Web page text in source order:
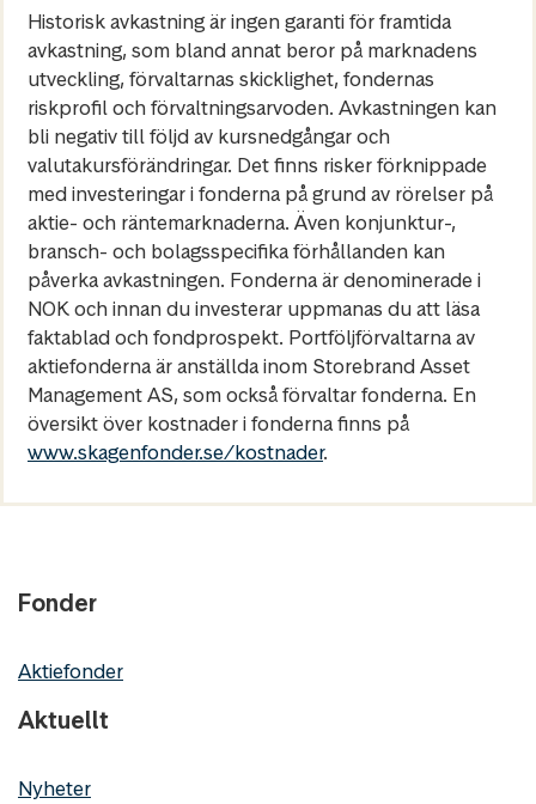
Historisk avkastning är ingen garanti för framtida
avkastning, som bland annat beror på marknadens
utveckling, förvaltarnas skicklighet, fondernas
riskprofil och förvaltningsarvoden. Avkastningen kan
bli negativ till följd av kursnedgångar och
valutakursförändringar. Det finns risker förknippade
med investeringar i fonderna på grund av rörelser på
aktie- och räntemarknaderna. Även konjunktur-,
bransch- och bolagsspecifika förhållanden kan
påverka avkastningen. Fonderna är denominerade i
NOK och innan du investerar uppmanas du att läsa
faktablad och fondprospekt. Portföljförvaltarna av
aktiefonderna är anställda inom Storebrand Asset
Management AS, som också förvaltar fonderna. En
översikt över kostnader i fonderna finns på
www.skagenfonder.se/kostnader.
Fonder
Aktiefonder
Aktuellt
Nyheter